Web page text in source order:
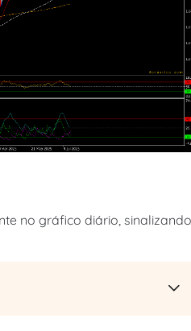
no gráfico diário, sinalizando